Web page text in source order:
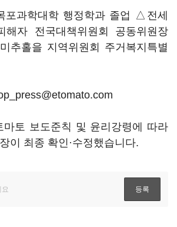
과학대학 행정학과 졸업 △전세
해자 전국대책위원회 공동위원장
추홀을 지역위원회 주거복지특별
마토 보도준칙 및 윤리강령에 따라
이 최종 확인·수정했습니다.